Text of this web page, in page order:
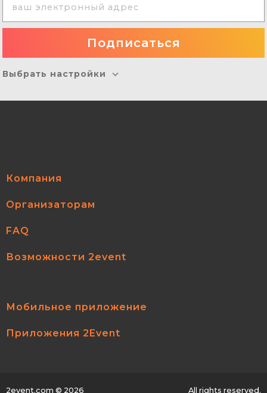
Выбрать настройки
Компания
Организаторам
FAQ
Возможности 2event
Мобильное приложение
Приложения 2Event
2event.com © 2026 All rights reserved.